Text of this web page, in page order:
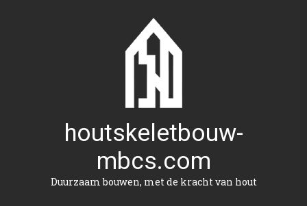
houtskeletbouw-
mbcs.com
Duurzaam bouwen, met de kracht van hout